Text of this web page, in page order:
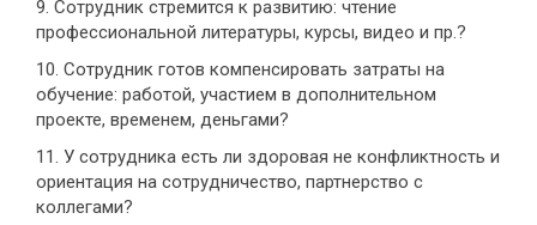
9. Сотрудник стремится к развитию: чтение
профессиональной литературы, курсы, видео и пр.?
10. Сотрудник готов компенсировать затраты на
обучение: работой, участием в дополнительном
проекте, временем, деньгами?
11. У сотрудника есть ли здоровая не конфликтность и
ориентация на сотрудничество, партнерство с
коллегами?